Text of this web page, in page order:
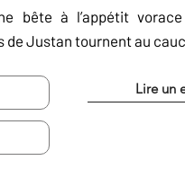
bête à l’appétit
de Justan tournent au
Lire un